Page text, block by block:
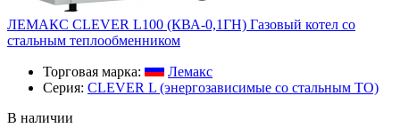
ЛЕМАКС CLEVER L100 (КВА-0,1ГН) Газовый котел со
стальным теплообменником
Торговая марка:
Лемакс
Серия: CLEVER L (энергозависимые со стальным ТО)
В наличии